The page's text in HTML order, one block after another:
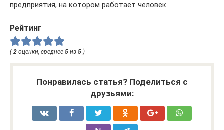
предприятия, на котором работает человек.
Рейтинг
(2 оценки, среднее 5 из 5 )
Понравилась статья? Поделиться с
друзьями: